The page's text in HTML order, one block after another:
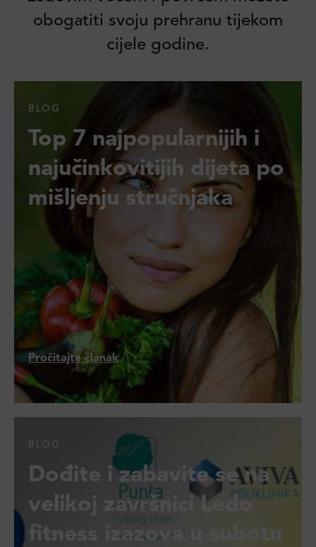
obogatiti svoju prehranu tijekom
cijele godine.
BLOG
Top 7 najpopularnijih i
najučinkovitijih dijeta po
mišljenju stručnjaka
Pročitajte članak
BLOG
Dođite i zabavite se na
velikoj završnici Ledo
fitness izazova u subotu